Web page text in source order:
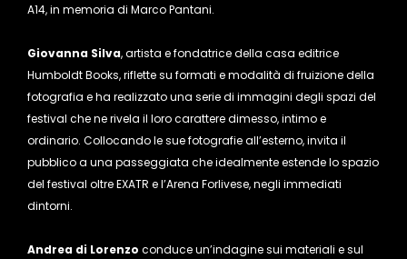
A14, in memoria di Marco Pantani.
Giovanna Silva, artista e fondatrice della casa editrice
Humboldt Books, riflette su formati e modalità di fruizione della
fotografia e ha realizzato una serie di immagini degli spazi del
festival che ne rivela il loro carattere dimesso, intimo e
ordinario. Collocando le sue fotografie all’esterno, invita il
pubblico a una passeggiata che idealmente estende lo spazio
del festival oltre EXATR e l’Arena Forlivese, negli immediati
dintorni.
Andrea di Lorenzo conduce un’indagine sui materiali e sul